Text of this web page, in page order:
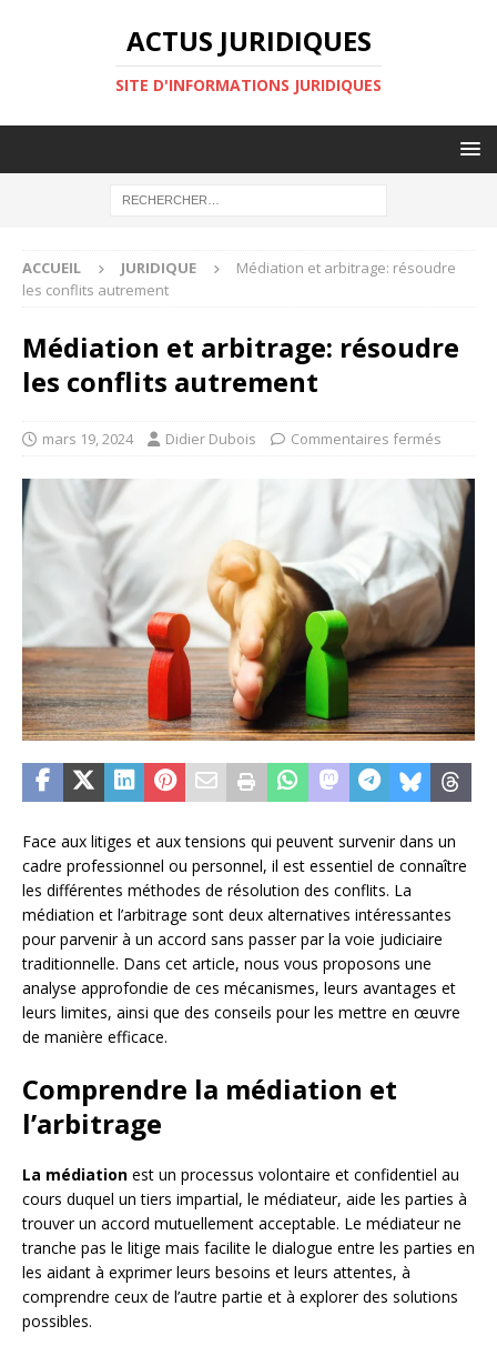
ACTUS JURIDIQUES
SITE D'INFORMATIONS JURIDIQUES
ACCUEIL JURIDIQUE
Médiation et arbitrage: résoudre
les conflits autrement
Médiation et arbitrage: résoudre
les conflits autrement
mars 19, 2024 Didier Dubois Commentaires fermés
Face aux litiges et aux tensions qui peuvent survenir dans un
cadre professionnel ou personnel, il est essentiel de connaître
les différentes méthodes de résolution des conflits. La
médiation et l’arbitrage sont deux alternatives intéressantes
pour parvenir à un accord sans passer par la voie judiciaire
traditionnelle. Dans cet article, nous vous proposons une
analyse approfondie de ces mécanismes, leurs avantages et
leurs limites, ainsi que des conseils pour les mettre en œuvre
de manière efficace.
Comprendre la médiation et
l’arbitrage
La médiation est un processus volontaire et confidentiel au
cours duquel un tiers impartial, le médiateur, aide les parties à
trouver un accord mutuellement acceptable. Le médiateur ne
tranche pas le litige mais facilite le dialogue entre les parties en
les aidant à exprimer leurs besoins et leurs attentes, à
comprendre ceux de l’autre partie et à explorer des solutions
possibles.